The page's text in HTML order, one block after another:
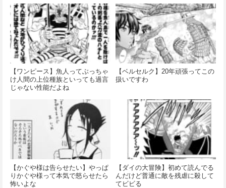
【ワンピース】魚人ってぶっちゃ
け人間の上位種族といっても過言
じゃない性能だよね
【ベルセルク】20年頑張ってこの
扱いですわ
【かぐや様は告らせたい】やっぱ
りかぐや様って本気で怒らせたら
怖いよな
【ダイの大冒険】初めて読んでる
んだけど普通に敵を残虐に殺して
てビビる